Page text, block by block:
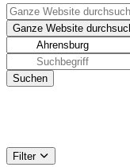
Filter